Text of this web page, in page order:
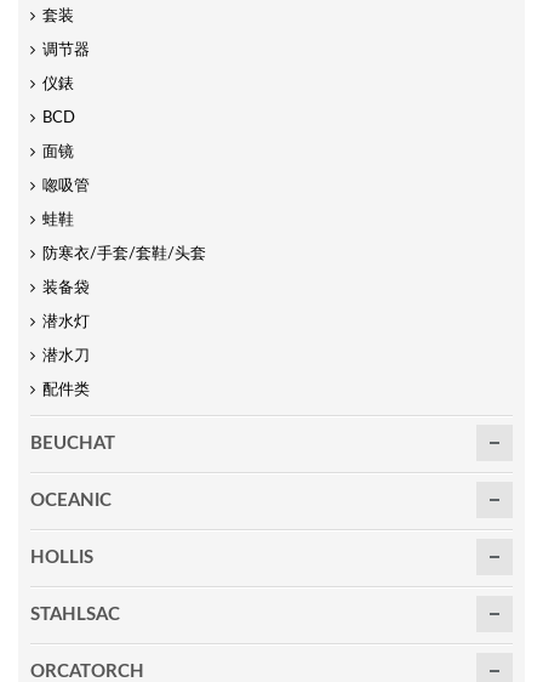
套装
调节器
仪錶
BCD
面镜
唿吸管
蛙鞋
防寒衣/手套/套鞋/头套
装备袋
潜水灯
潜水刀
配件类
BEUCHAT
OCEANIC
HOLLIS
STAHLSAC
ORCATORCH